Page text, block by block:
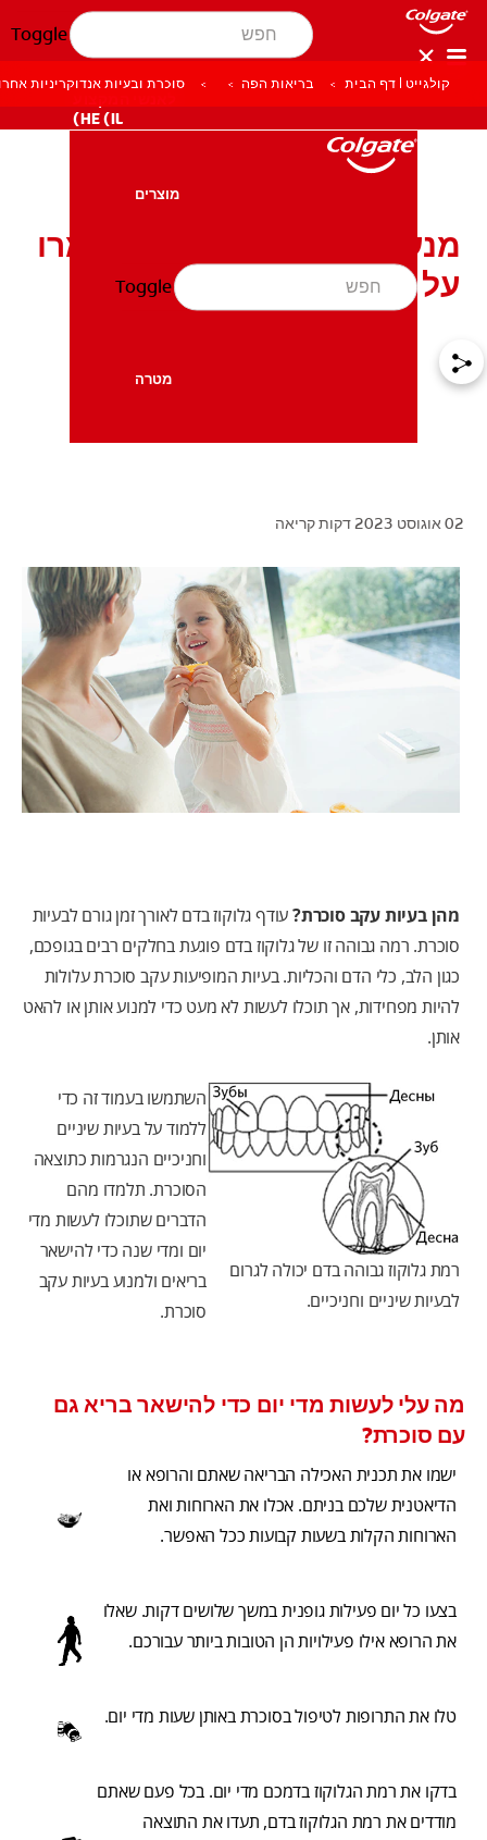
Toggle
לאנשי המקצוע
HE (IL)
HE (IL)
מוצרים
בריאות הפה
מטרה
Toggle
קולגייט | דף הבית בריאות הפה סוכרת ובעיות אנדוקריניות
מנעו בעיות עקב סוכרת, שמרו
על שיניים וחניכיים בריאות
02 אוגוסט 2023 דקות קריאה
מהן בעיות עקב סוכרת?עודף גלוקוז בדם לאורך זמן גורם לבעיות
סוכרת. רמה גבוהה זו של גלוקוז בדם פוגעת בחלקים רבים בגופכם,
כגון הלב, כלי הדם והכליות. בעיות המופיעות עקב סוכרת עלולות
להיות מפחידות, אך תוכלו לעשות לא מעט כדי למנוע אותן או להאט
אותן.
רמת גלוקוז גבוהה בדם יכולה לגרום
לבעיות שיניים וחניכיים.
השתמשו בעמוד זה כדי
ללמוד על בעיות שיניים
וחניכיים הנגרמות כתוצאה
הסוכרת. תלמדו מהם
הדברים שתוכלו לעשות מדי
יום ומדי שנה כדי להישאר
בריאים ולמנוע בעיות עקב
סוכרת.
מה עלי לעשות מדי יום כדי להישאר בריא גם
עם סוכרת?
ישמו את תכנית האכילה הבריאה שאתם והרופא או
הדיאטנית שלכם בניתם. אכלו את הארוחות ואת
הארוחות הקלות בשעות קבועות ככל האפשר.
בצעו כל יום פעילות גופנית במשך שלושים דקות. שאלו
את הרופא אילו פעילויות הן הטובות ביותר עבורכם.
טלו את התרופות לטיפול בסוכרת באותן שעות מדי יום.
בדקו את רמת הגלוקוז בדמכם מדי יום. בכל פעם שאתם
מודדים את רמת הגלוקוז בדם, תעדו את התוצאה